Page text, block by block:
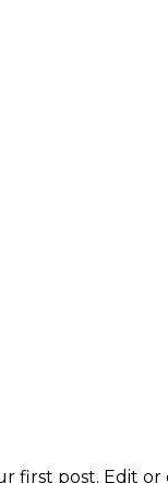
first post. Edit